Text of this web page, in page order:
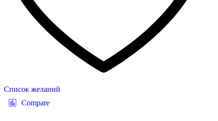
Список желаний
Compare